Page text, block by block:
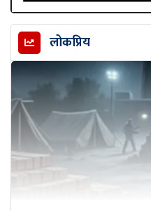
लोकप्रिय